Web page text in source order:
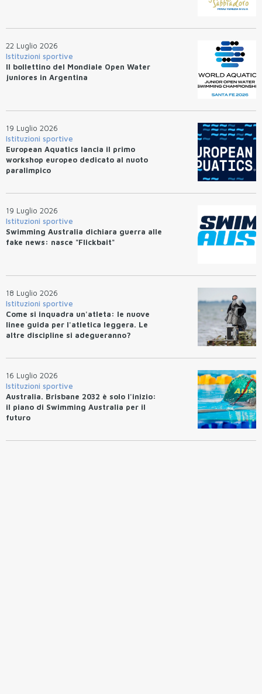
22 Luglio 2026
Istituzioni sportive
Il bollettino del Mondiale Open Water
juniores in Argentina
19 Luglio 2026
Istituzioni sportive
European Aquatics lancia il primo
workshop europeo dedicato al nuoto
paralimpico
19 Luglio 2026
Istituzioni sportive
Swimming Australia dichiara guerra alle
fake news: nasce "Flickbait"
18 Luglio 2026
Istituzioni sportive
Come si inquadra un'atleta: le nuove
linee guida per l'atletica leggera. Le
altre discipline si adegueranno?
16 Luglio 2026
Istituzioni sportive
Australia. Brisbane 2032 è solo l'inizio:
il piano di Swimming Australia per il
futuro